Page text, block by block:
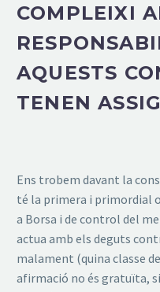
COMPLEIXI
AQUESTS
TENEN
Ens trobem davant la
té la primera i primordial
a Borsa i de control del
actua amb els deguts
malament (quina classe
afirmació no és gratuïta,